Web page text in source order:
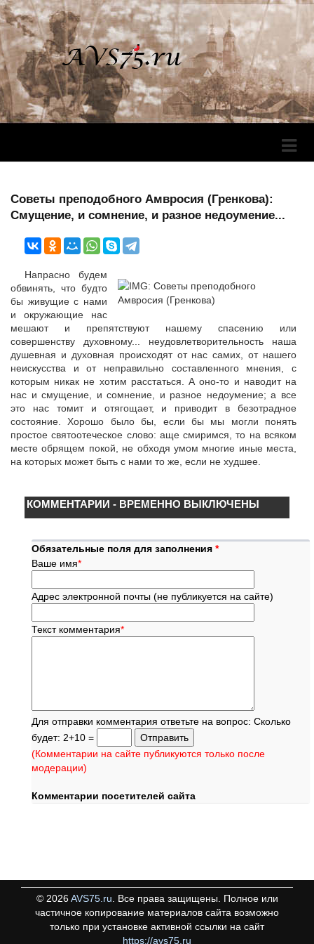
Советы преподобного Амвросия (Гренкова):
Смущение, и сомнение, и разное недоумение...
Напрасно будем
обвинять, что будто
бы живущие с нами
и окружающие нас
мешают и препятствуют нашему спасению или
совершенству духовному... неудовлетворительность наша
душевная и духовная происходят от нас самих, от нашего
неискусства и от неправильно составленного мнения, с
которым никак не хотим расстаться. А оно-то и наводит на
нас и смущение, и сомнение, и разное недоумение; а все
это нас томит и отягощает, и приводит в безотрадное
состояние. Хорошо было бы, если бы мы могли понять
простое святоотеческое слово: аще смиримся, то на всяком
месте обрящем покой, не обходя умом многие иные места,
на которых может быть с нами то же, если не худшее.
КОММЕНТАРИИ - ВРЕМЕННО ВЫКЛЮЧЕНЫ
Обязательные поля для заполнения *
Ваше имя*
Адрес электронной почты (не публикуется на сайте)
Текст комментария*
Для отправки комментария ответьте на вопрос: Сколько
будет: 2+10 =
(Комментарии на сайте публикуются только после
модерации)
Комментарии посетителей сайта
© 2026 AVS75.ru . Все права защищены. Полное или
частичное копирование материалов сайта возможно
только при установке активной ссылки на сайт
https://avs75.ru